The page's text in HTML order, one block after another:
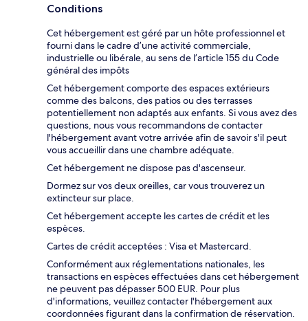
Conditions
Cet hébergement est géré par un hôte professionnel et
fourni dans le cadre d’une activité commerciale,
industrielle ou libérale, au sens de l’article 155 du Code
général des impôts
Cet hébergement comporte des espaces extérieurs
comme des balcons, des patios ou des terrasses
potentiellement non adaptés aux enfants. Si vous avez des
questions, nous vous recommandons de contacter
l'hébergement avant votre arrivée afin de savoir s'il peut
vous accueillir dans une chambre adéquate.
Cet hébergement ne dispose pas d'ascenseur.
Dormez sur vos deux oreilles, car vous trouverez un
extincteur sur place.
Cet hébergement accepte les cartes de crédit et les
espèces.
Cartes de crédit acceptées : Visa et Mastercard.
Conformément aux réglementations nationales, les
transactions en espèces effectuées dans cet hébergement
ne peuvent pas dépasser 500 EUR. Pour plus
d'informations, veuillez contacter l'hébergement aux
coordonnées figurant dans la confirmation de réservation.